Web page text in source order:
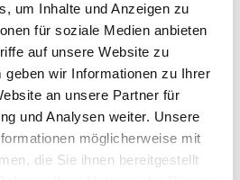
um Inhalte und Anzeigen zu
für soziale Medien anbieten
auf unsere Website zu
geben wir Informationen zu Ihrer
an unsere Partner für
und Analysen weiter. Unsere
möglicherweise mit
die Sie ihnen bereitgestellt